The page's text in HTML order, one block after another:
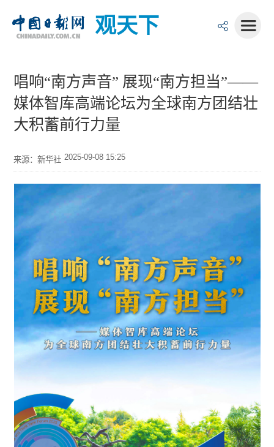
观天下
唱响“南方声音” 展现“南方担当”——
媒体智库高端论坛为全球南方团结壮
大积蓄前行力量
来源：新华社 2025-09-08 15:25